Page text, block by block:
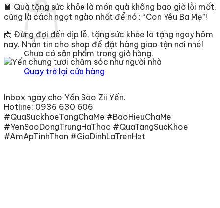
Chưa có sản phẩm trong giỏ hàng.
Quay trở lại cửa hàng
🧧 Quà tặng sức khỏe là món quà không bao giờ lỗi mốt,
cũng là cách ngọt ngào nhất để nói: “Con Yêu Ba Mẹ”!
📩 Đừng đợi đến dịp lễ, tặng sức khỏe là tặng ngay hôm
nay. Nhắn tin cho shop để đặt hàng giao tận nơi nhé!
Inbox ngay cho Yến Sào Zii Yến.
Hotline: 0936 630 606
#QuaSuckhoeTangChaMe #BaoHieuChaMe
#YenSaoDongTrungHaThao #QuaTangSucKhoe
#AmApTinhThan #GiaDinhLaTrenHet